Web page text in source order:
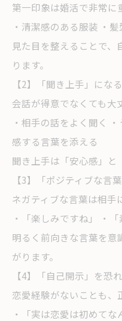
第一印象は婚活で非常に
・清潔感のある服装 ・
見た目を整えることで
ります。
【2】「聞き上手」になる
会話が得意でなくても大
・相手の話をよく聞く
感する言葉を添える
聞き上手は「安心感」と
【3】「ポジティブな言
ネガティブな言葉は相手
・「楽しみですね」 ・「
明るく前向きな言葉を意
がります。
【4】「自己開示」を恐
恋愛経験がないことも、
・「実は恋愛は初めて